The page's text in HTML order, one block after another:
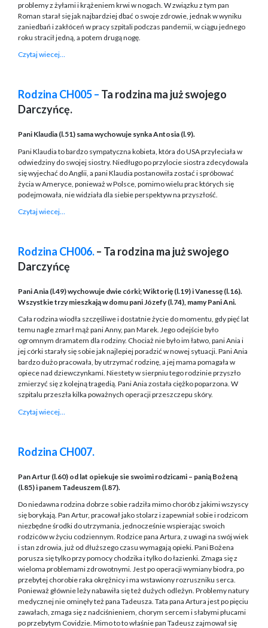
problemy z żyłami i krążeniem krwi w nogach. W związku z tym pan
Roman starał się jak najbardziej dbać o swoje zdrowie, jednak w wyniku
zaniedbań i zakłóceń w pracy szpitali podczas pandemii, w ciągu jednego
roku stracił jedną, a potem drugą nogę.
Czytaj wiecej…
Rodzina CH005 – Ta rodzina ma już swojego
Darczyńcę.
Pani Klaudia (l.51) sama wychowuje synka Antosia (l.9).
Pani Klaudia to bardzo sympatyczna kobieta, która do USA przyleciała w
odwiedziny do swojej siostry. Niedługo po przylocie siostra zdecydowala
się wyjechać do Anglii, a pani Klaudia postanowiła zostać i spróbować
życia w Ameryce, ponieważ w Polsce, pomimo wielu prac których się
podejmowała, nie widziała dla siebie perspektyw na przyszłość.
Czytaj wiecej…
Rodzina CH006.– Ta rodzina ma już swojego
Darczyńcę
Pani Ania (l.49) wychowuje dwie córki; Wiktorię (l.19) i Vanessę (l.16).
Wszystkie trzy mieszkają w domu pani Józefy (l.74), mamy Pani Ani.
Cała rodzina wiodła szczęśliwe i dostatnie życie do momentu, gdy pięć lat
temu nagle zmarł mąż pani Anny, pan Marek. Jego odejście było
ogromnym dramatem dla rodziny. Chociaż nie było im łatwo, pani Ania i
jej córki starały się sobie jak najlepiej poradzić w nowej sytuacji. Pani Ania
bardzo dużo pracowała, by utrzymać rodzinę, a jej mama pomagała w
opiece nad dziewczynkami. Niestety w sierpniu tego rodzinie przyszło
zmierzyć się z kolejną tragedią. Pani Ania została ciężko poparzona. W
szpitalu przeszła kilka poważnych operacji przeszczepu skóry.
Czytaj wiecej…
Rodzina CH007.
Pan Artur (l.60) od lat opiekuje sie swoimi rodzicami – panią Bożeną
(l.85) i panem Tadeuszem (l.87).
Do niedawna rodzina dobrze sobie radziła mimo chorób z jakimi wszyscy
się borykają. Pan Artur, pracował jako stolarz i zapewniał sobie i rodzicom
niezbędne środki do utrzymania, jednocześnie wspierając swoich
rodziców w życiu codziennym. Rodzice pana Artura, z uwagi na swój wiek
i stan zdrowia, już od dłuższego czasu wymagają opieki. Pani Bożena
porusza się tylko przy pomocy chodzika i tylko do łazienki. Zmaga się z
wieloma problemami zdrowotnymi. Jest po operacji wymiany biodra, po
przebytej chorobie raka okrężnicy i ma wstawiony rozruszniku serca.
Ponieważ głównie leży nabawiła się też dużych odleżyn. Problemy natury
medycznej nie ominęły też pana Tadeusza. Tata pana Artura jest po pięciu
zawałach, zmaga się z nadciśnieniem, chorym sercem i słabymi płucami
po przebytym Covidzie. Mimo to to właśnie pan Tadeusz zajmował się